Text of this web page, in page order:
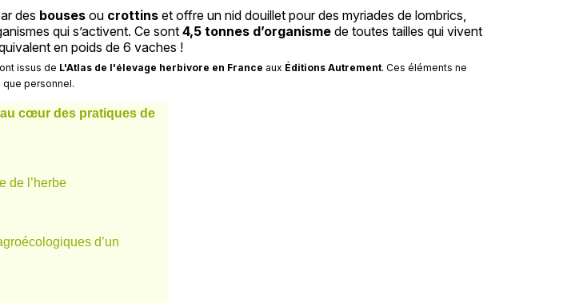
des bousesou crottinset offre un nid douillet pour des myriades de lombrics,
qui s’activent. Ce sont4,5 tonnes d’organisme de toutes tailles qui vivent
en poids de 6 vaches !
issus de L'Atlas de l'élevage herbivore en France aux Éditions Autrement. Ces éléments ne
que personnel.
cœur des pratiques de
de l’herbe
d’un